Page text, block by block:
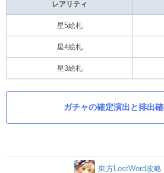
レアリティ
星5絵札
星4絵札
星3絵札
ガチャの確定演出と排出
東方LostWord攻略